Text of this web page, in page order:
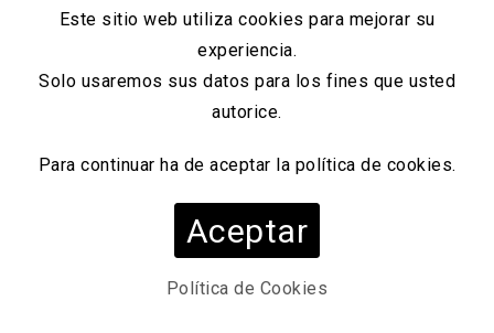
Este sitio web utiliza cookies para mejorar su
experiencia.
Solo usaremos sus datos para los fines que usted
autorice.
Para continuar ha de aceptar la política de cookies.
Aceptar
Política de Cookies